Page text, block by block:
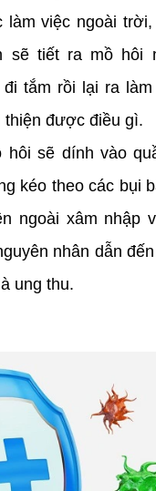
làm việc ngoài
sẽ tiết ra mồ hôi
đi tắm rồi lại ra
thiện được điều gì.
hôi sẽ dính vào
kéo theo các bụi
ngoài xâm nhập
nhân dẫn
ung thu.